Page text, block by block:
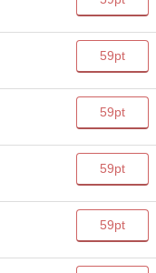
59pt
59pt
59pt
59pt